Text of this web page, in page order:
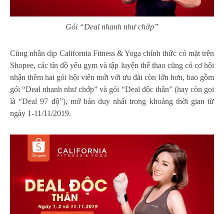
Gói “Deal nhanh như chớp”
Cũng nhân dịp California Fitness & Yoga chính thức có mặt trên
Shopee, các tín đồ yêu gym và tập luyện thể thao cũng có cơ hội
nhận thêm hai gói hội viên mới với ưu đãi còn lớn hơn, bao gồm
gói “Deal nhanh như chớp” và gói “Deal độc thân” (hay còn gọi
là “Deal 97 độ”), mở bán duy nhất trong khoảng thời gian từ
ngày 1-11/11/2019.